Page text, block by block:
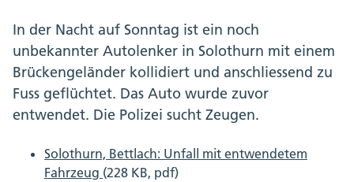
In der Nacht auf Sonntag ist ein noch
unbekannter Autolenker in Solothurn mit einem
Brückengeländer kollidiert und anschliessend zu
Fuss geflüchtet. Das Auto wurde zuvor
entwendet. Die Polizei sucht Zeugen.
Solothurn, Bettlach: Unfall mit entwendetem
Fahrzeug (228 KB, pdf)